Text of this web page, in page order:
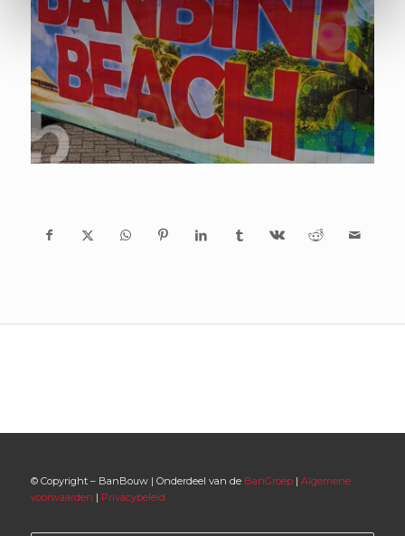
© Copyright – BanBouw | Onderdeel van de BanGroep| Algemene
voorwaarden | Privacybeleid